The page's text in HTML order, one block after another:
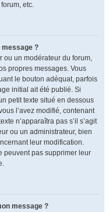
etc.
?
ou un modérateur du forum,
propres messages. Vous
le bouton adéquat, parfois
initial ait été publié. Si
petit texte situé en dessous
l’avez modifié, contenant
n’apparaîtra pas s’il s’agit
ou un administrateur, bien
leur modification.
peuvent pas supprimer leur
message ?